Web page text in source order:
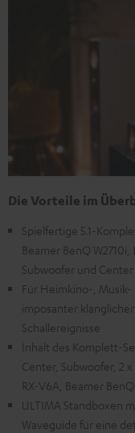
Die Vorteile im
Spielfertige 5.1-
Beamer BenQ
Subwoofer und
Für Heimkino-,
imposanter
Schallereignisse
Inhalt des Komplett-
Center, Subwoofer, 2
RX-V6A, Beamer
ULTIMA Standboxen
Waveguide für eine